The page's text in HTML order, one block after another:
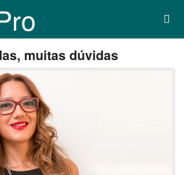
muitas dúvidas